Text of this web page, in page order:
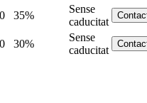
35%
Sense
caducitat
30%
Sense
caducitat